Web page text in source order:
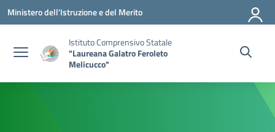
Vai ai contenuti
Vai al menu di navigazione
Vai al footer
Ministero dell'Istruzione e del Merito
Istituto Comprensivo Statale
"Laureana Galatro Feroleto
Melicucco"